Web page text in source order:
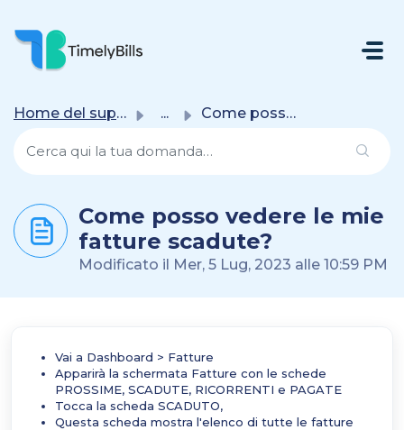
Salta Al Contenuto Principale
Home del supporto ... Come posso vedere le mie fatture scadute?
Come posso vedere le mie
fatture scadute?
Modificato il Mer, 5 Lug, 2023 alle 10:59 PM
Vai a Dashboard > Fatture
Apparirà la schermata Fatture con le schede
PROSSIME, SCADUTE, RICORRENTI e PAGATE
Tocca la scheda SCADUTO,
Questa scheda mostra l'elenco di tutte le fatture